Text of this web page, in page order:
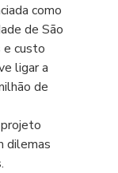
como
de São
e custo
ligar a
de
dilemas